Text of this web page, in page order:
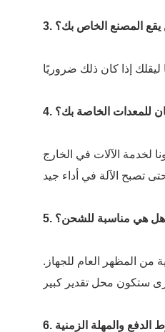
يقع المصنع الخاص بك؟
للمعدات الخاصة بك؟
لخدمة الآلات في الخارج
هل هي مناسبة للشحن؟
من المظهر العام للجهاز.